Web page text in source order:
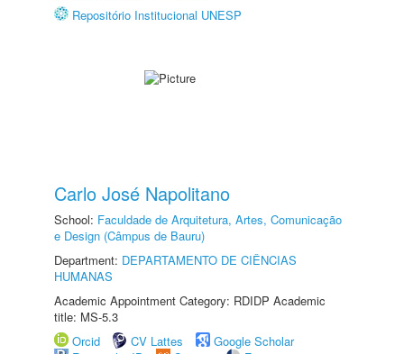
Repositório Institucional UNESP
Carlo José Napolitano
School: Faculdade de Arquitetura, Artes, Comunicação
e Design (Câmpus de Bauru)
Department: DEPARTAMENTO DE CIÊNCIAS
HUMANAS
Academic Appointment Category: RDIDP Academic
title: MS-5.3
Orcid
CV Lattes
Google Scholar